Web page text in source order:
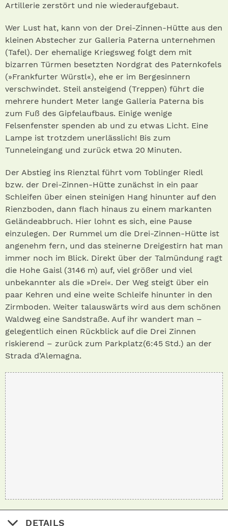
Artillerie zerstört und nie wiederaufgebaut.
Wer Lust hat, kann von der Drei-Zinnen-Hütte aus den
kleinen Abstecher zur Galleria Paterna unternehmen
(Tafel). Der ehemalige Kriegsweg folgt dem mit
bizarren Türmen besetzten Nordgrat des Paternkofels
(»Frankfurter Würstl«), ehe er im Bergesinnern
verschwindet. Steil ansteigend (Treppen) führt die
mehrere hundert Meter lange Galleria Paterna bis
zum Fuß des Gipfelaufbaus. Einige wenige
Felsenfenster spenden ab und zu etwas Licht. Eine
Lampe ist trotzdem unerlässlich! Bis zum
Tunneleingang und zurück etwa 20 Minuten.
Der Abstieg ins Rienztal führt vom Toblinger Riedl
bzw. der Drei-Zinnen-Hütte zunächst in ein paar
Schleifen über einen steinigen Hang hinunter auf den
Rienzboden, dann flach hinaus zu einem markanten
Geländeabbruch. Hier lohnt es sich, eine Pause
einzulegen. Der Rummel um die Drei-Zinnen-Hütte ist
angenehm fern, und das steinerne Dreigestirn hat man
immer noch im Blick. Direkt über der Talmündung ragt
die Hohe Gaisl (3146 m) auf, viel größer und viel
unbekannter als die »Drei«. Der Weg steigt über ein
paar Kehren und eine weite Schleife hinunter in den
Zirmboden. Weiter talauswärts wird aus dem schönen
Waldweg eine Sandstraße. Auf ihr wandert man –
gelegentlich einen Rückblick auf die Drei Zinnen
riskierend – zurück zum Parkplatz(6:45 Std.) an der
Strada d’Alemagna.
DETAILS